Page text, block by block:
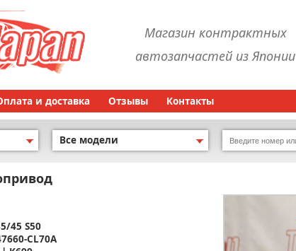
Магазин контрактных
автозапчастей из Японии
и доставка Отзывы Контакты
Все модели
45 S50
CL70A